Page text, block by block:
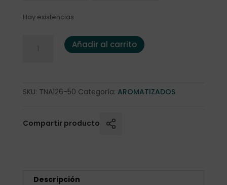
Hay existencias
Té Negro "Especias Orientales" 50 gr. cantidad
Añadir al carrito
SKU: TNA126-50 Categoría: AROMATIZADOS
Compartir producto
Descripción